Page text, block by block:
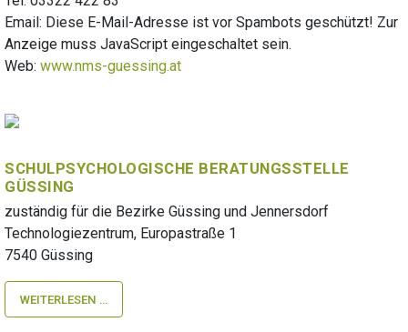
Email: Diese E-Mail-Adresse ist vor Spambots geschützt! Zur
Anzeige muss JavaScript eingeschaltet sein.
Web: www.nms-guessing.at
SCHULPSYCHOLOGISCHE BERATUNGSSTELLE
GÜSSING
zuständig für die Bezirke Güssing und Jennersdorf
Technologiezentrum, Europastraße 1
7540 Güssing
WEITERLESEN …